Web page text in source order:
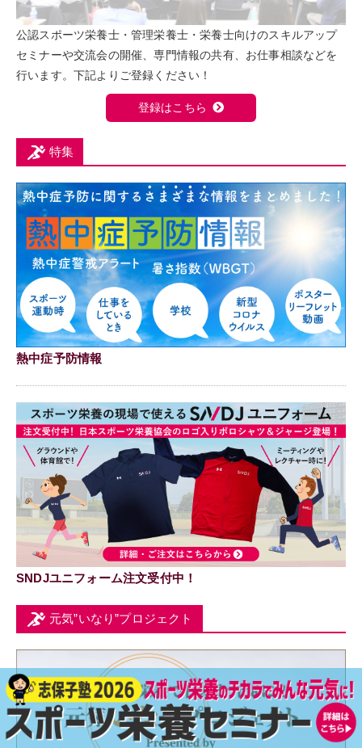
公認スポーツ栄養士・管理栄養士・栄養士向けのスキルアップ
セミナーや交流会の開催、専門情報の共有、お仕事相談などを
行います。下記よりご登録ください！
登録はこちら
特集
熱中症予防情報
SNDJユニフォーム注文受付中！
元気”いなり”プロジェクト